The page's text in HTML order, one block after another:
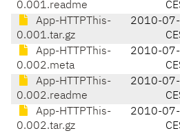
0.001.readme
App-HTTPThis-
0.001.tar.gz
2010-
App-HTTPThis-
0.002.meta
2010-
App-HTTPThis-
0.002.readme
2010-
App-HTTPThis-
0.002.tar.gz
2010-